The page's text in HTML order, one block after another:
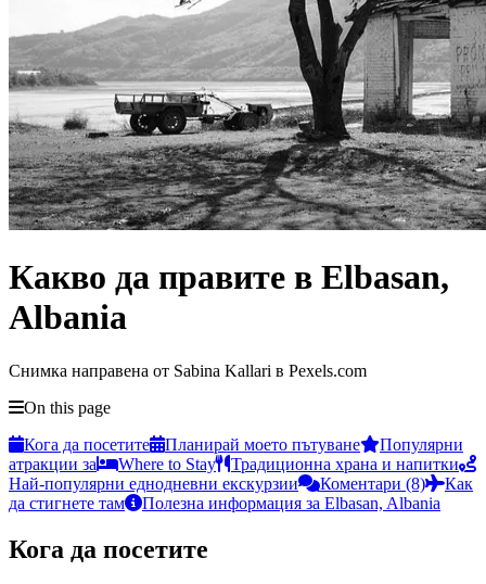
Какво да правите в Elbasan,
Albania
Снимка направена от Sabina Kallari в Pexels.com
On this page
Кога да посетите
Планирай моето пътуване
Популярни
атракции за
Where to Stay
Традиционна храна и напитки
Най-популярни еднодневни екскурзии
Коментари (8)
Как
да стигнете там
Полезна информация за Elbasan, Albania
Кога да посетите